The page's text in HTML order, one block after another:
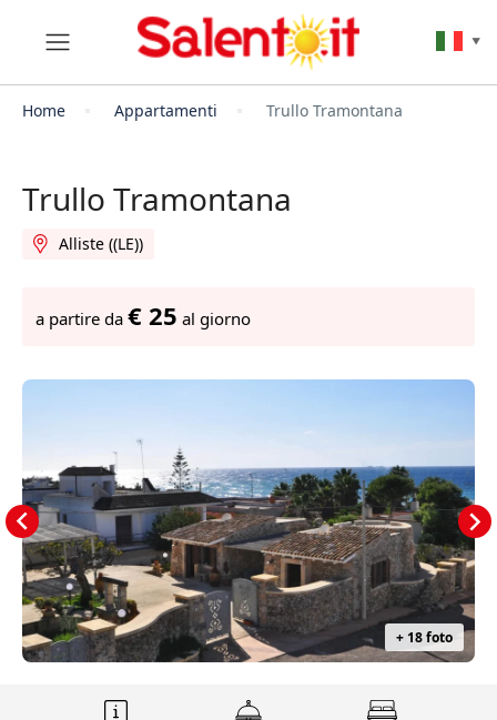
Home Appartamenti Trullo Tramontana
Trullo Tramontana
Alliste ((LE))
a partire da € 25 al giorno
+ 18 foto
▼